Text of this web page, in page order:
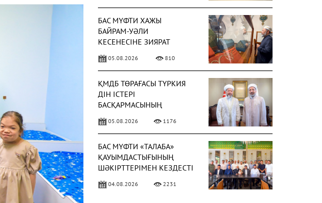
БАС МҮФТИ ХАЖЫ
БАЙРАМ-УӘЛИ
КЕСЕНЕСІНЕ ЗИЯРАТ
05.08.2026 810
ҚМДБ ТӨРАҒАСЫ ТҮРКИЯ
ДІН ІСТЕРІ
БАСҚАРМАСЫНЫҢ
05.08.2026 1176
БАС МҮФТИ «ТАЛАБА»
ҚАУЫМДАСТЫҒЫНЫҢ
ШӘКІРТТЕРІМЕН КЕЗДЕСТІ
04.08.2026 2231